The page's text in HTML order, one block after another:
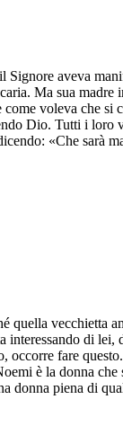
aveva
Ma sua
voleva che si
Dio. Tutti i loro
«Che sarà
vecchietta
interessando di
fare
è la donna
donna piena di